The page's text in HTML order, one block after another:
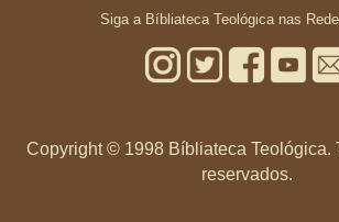
Siga a Bíbliateca Teológica nas
Copyright © 1998 Bíbliateca Teológica.
reservados.